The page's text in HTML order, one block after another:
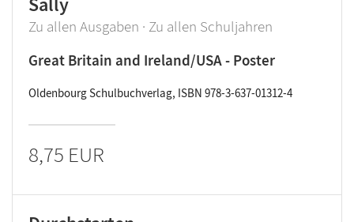
Zu allen Ausgaben · Zu allen Schuljahren
Great Britain and Ireland/USA - Poster
Oldenbourg Schulbuchverlag, ISBN 978-3-637-01312-4
8,75 EUR